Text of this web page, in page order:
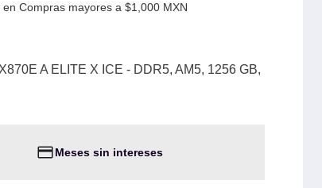
Compras mayores a $1,000 MXN
A ELITE X ICE - DDR5, AM5, 1256 GB,
Meses sin intereses